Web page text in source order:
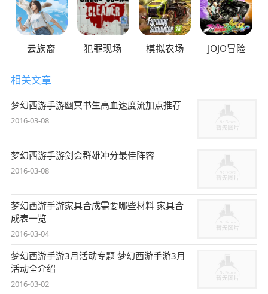
云族裔 犯罪现场 模拟农场 JOJO冒险
相关文章
梦幻西游手游幽冥书生高血速度流加点推荐
2016-03-08
梦幻西游手游剑会群雄冲分最佳阵容
2016-03-08
梦幻西游手游家具合成需要哪些材料 家具合
成表一览
2016-03-04
梦幻西游手游3月活动专题 梦幻西游手游3月
活动全介绍
2016-03-02